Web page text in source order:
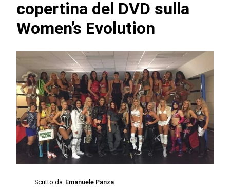
copertina del DVD sulla
Women’s Evolution
Scritto da Emanuele Panza